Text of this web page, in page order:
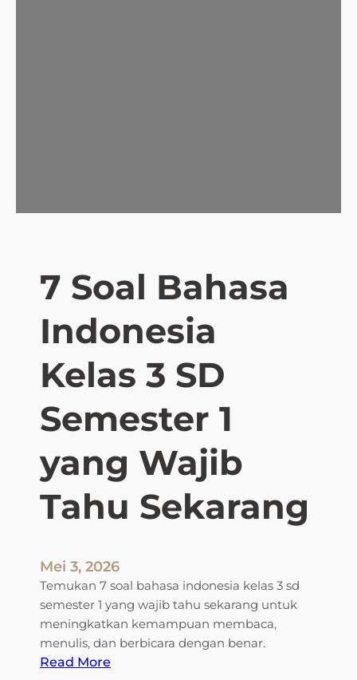
7 Soal Bahasa
Indonesia
Kelas 3 SD
Semester 1
yang Wajib
Tahu Sekarang
Mei 3, 2026
Temukan 7 soal bahasa indonesia kelas 3 sd
semester 1 yang wajib tahu sekarang untuk
meningkatkan kemampuan membaca,
menulis, dan berbicara dengan benar.
Read More